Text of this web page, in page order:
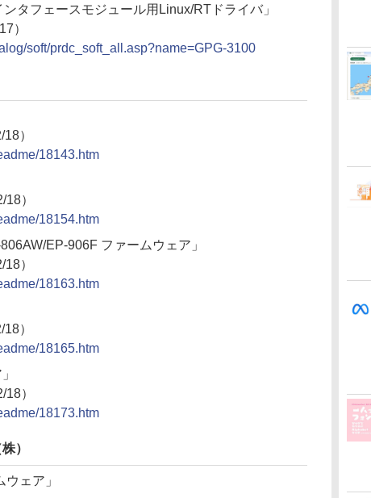
ンタフェースモジュール用Linux/RTドライバ」
）
soft/prdc_soft_all.asp?name=GPG-3100
）
18143.htm
）
18154.htm
EP-906F ファームウェア」
）
18163.htm
）
18165.htm
）
18173.htm
）
ェア」